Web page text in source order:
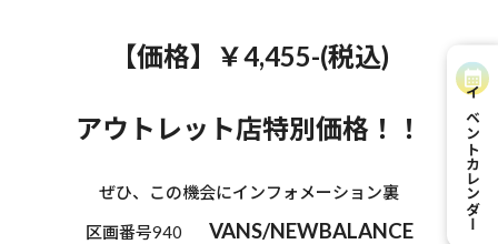
【価格】￥4,455-(税込)
アウトレット店特別価格！！
ぜひ、この機会にインフォメーション裏
区画番号940
VANS/NEWBALANCE
イベントカレンダー